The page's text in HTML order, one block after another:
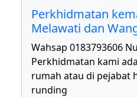
Perkhidmatan
Melawati dan
Wahsap 0183793606
Perkhidmatan kami
rumah atau di pejabat
runding